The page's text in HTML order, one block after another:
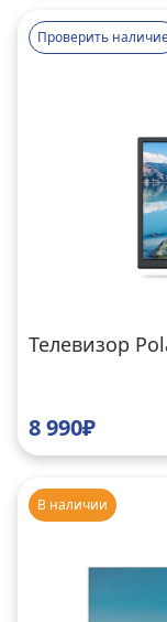
Проверить
Телевизор
8 990₽
В наличии